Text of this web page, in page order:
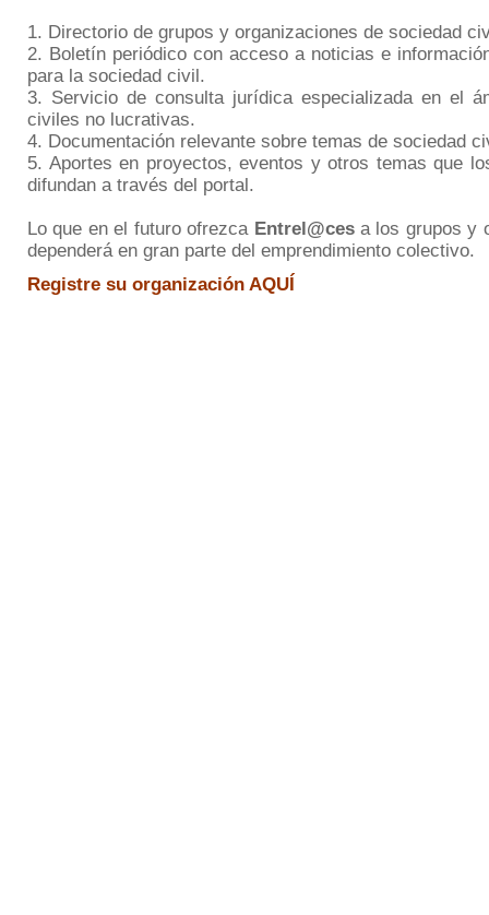
1. Directorio de grupos y organizaciones de sociedad
2. Boletín periódico con acceso a noticias e
para la sociedad civil.
3. Servicio de consulta jurídica especializada en el
civiles no lucrativas.
4. Documentación relevante sobre temas de sociedad
5. Aportes en proyectos, eventos y otros temas que
difundan a través del portal.
Lo que en el futuro ofrezca Entrel@cesa los grupos y
dependerá en gran parte del emprendimiento colectivo.
Registre su organización AQUÍ